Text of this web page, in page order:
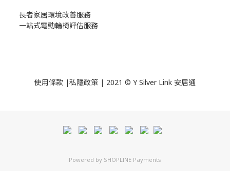
長者家居環境改善服務
一站式電動輪椅評估服務
使用條款 |私隱政策 | 2021 © Y Silver Link 安居通
Powered by SHOPLINE Payments